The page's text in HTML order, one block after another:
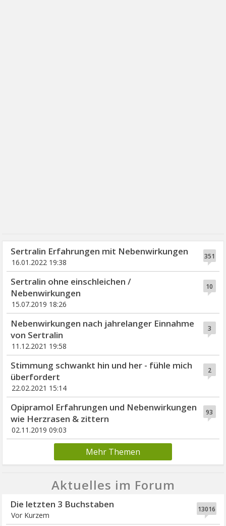
351
Sertralin Erfahrungen mit Nebenwirkungen
16.01.2022 19:38
10
Sertralin ohne einschleichen /
Nebenwirkungen
15.07.2019 18:26
3
Nebenwirkungen nach jahrelanger Einnahme
von Sertralin
11.12.2021 19:58
2
Stimmung schwankt hin und her - fühle mich
überfordert
22.02.2021 15:14
93
Opipramol Erfahrungen und Nebenwirkungen
wie Herzrasen & zittern
02.11.2019 09:03
Mehr Themen
Aktuelles im Forum
13016
Die letzten 3 Buchstaben
Vor Kurzem